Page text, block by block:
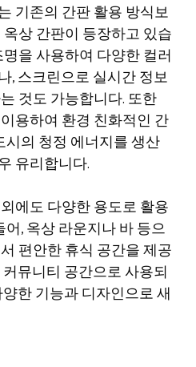
기존의 간판 활용 방식보
상 간판이 등장하고 있습
명을 사용하여 다양한 컬러
, 스크린으로 실시간 정보
것도 가능합니다. 또한
용하여 환경 친화적인 간
시의 청정 에너지를 생산
유리합니다.
에도 다양한 용도로 활용
, 옥상 라운지나 바 등으
편안한 휴식 공간을 제공
뮤니티 공간으로 사용되
한 기능과 디자인으로 새